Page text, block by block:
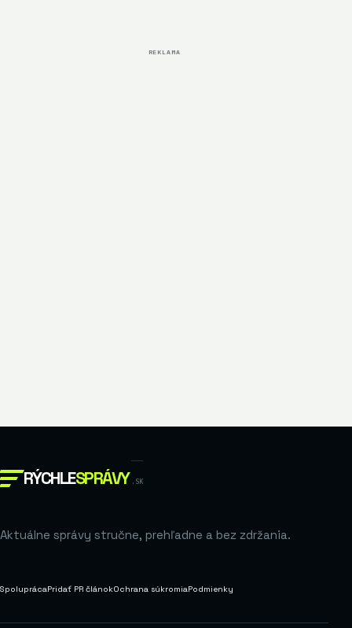
REKLAMA
RÝCHLESPRÁVY .SK
Aktuálne správy stručne, prehľadne a bez zdržania.
SpoluprácaPridať PR článokOchrana súkromiaPodmienky